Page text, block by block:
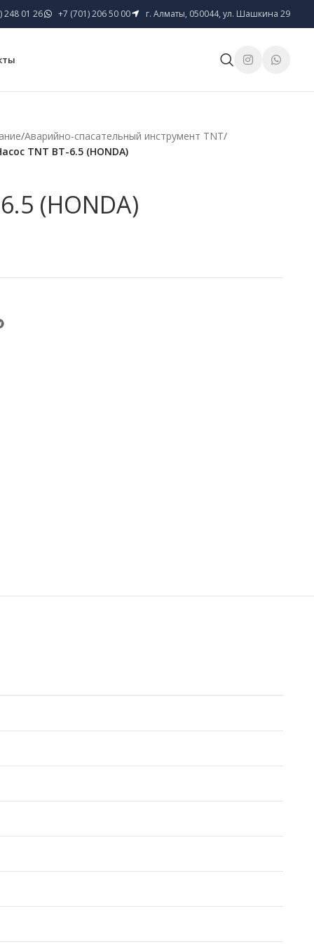
248 01 26 +7 (701) 206 50 00 г. Алматы, 050044, ул. Шашкина 29
/Аварийно-спасательный инструмент TNT/
TNT BT-6.5 (HONDA)
(HONDA)